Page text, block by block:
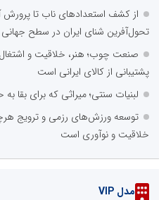
از کشف استعدادهای ناب تا پرورش
تحول‌آفرین شنای ایران در سطح جهانی
صنعت چوب؛ هنر، خلاقیت و اشتغال
پشتیبانی از کالای ایرانی است
لبنیات سنتی؛ میراثی که برای بقا به
توسعه ورزش‌های رزمی و ترویج
خلاقیت و نوآوری است
مدل VIP